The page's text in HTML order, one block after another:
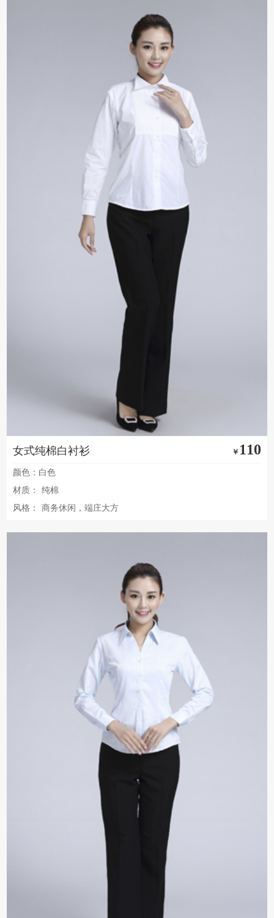
女式纯棉白衬衫 ￥ 110
颜色：白色
材质：
纯棉
风格：
商务休闲，端庄大方